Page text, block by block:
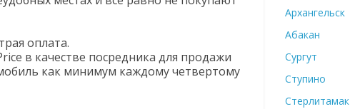
оплата.
в качестве посредника для продажи
как минимум каждому четвертому
Архангельск
Абакан
Сургут
Ступино
Стерлитамак